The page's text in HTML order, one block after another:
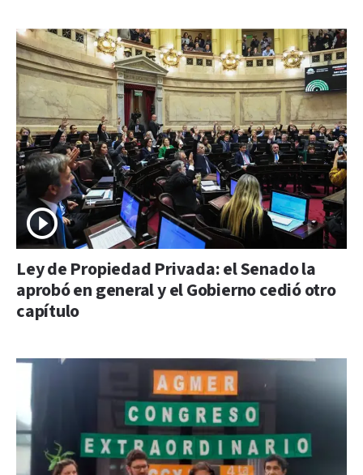
Ley de Propiedad Privada: el Senado la
aprobó en general y el Gobierno cedió otro
capítulo